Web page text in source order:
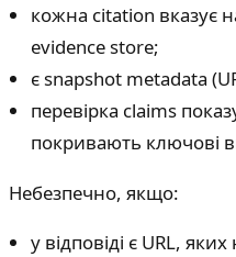
кожна citation вказує
evidence store;
є snapshot metadata
перевірка claims
покривають ключові
Небезпечно, якщо:
у відповіді є URL,